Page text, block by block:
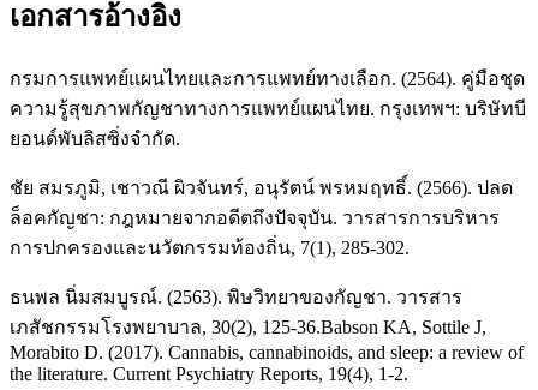
เอกสารอ้างอิง
กรมการแพทย์แผนไทยและการแพทย์ทางเลือก. (2564). คู่มือชุด
ความรู้สุขภาพกัญชาทางการแพทย์แผนไทย. กรุงเทพฯ: บริษัทบี
ยอนด์พับลิสซิ่งจำกัด.
ชัย สมรภูมิ, เชาวณี ผิวจันทร์, อนุรัตน์ พรหมฤทธิ์. (2566). ปลด
ล็อคกัญชา: กฎหมายจากอดีตถึงปัจจุบัน. วารสารการบริหาร
การปกครองและนวัตกรรมท้องถิ่น, 7(1), 285-302.
ธนพล นิ่มสมบูรณ์. (2563). พิษวิทยาของกัญชา. วารสาร
เภสัชกรรมโรงพยาบาล, 30(2), 125-36.Babson KA, Sottile J,
Morabito D. (2017). Cannabis, cannabinoids, and sleep: a review of
the literature. Current Psychiatry Reports, 19(4), 1-2.